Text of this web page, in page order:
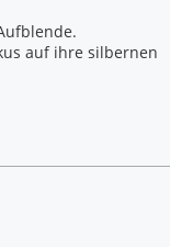
auf ihre silbernen